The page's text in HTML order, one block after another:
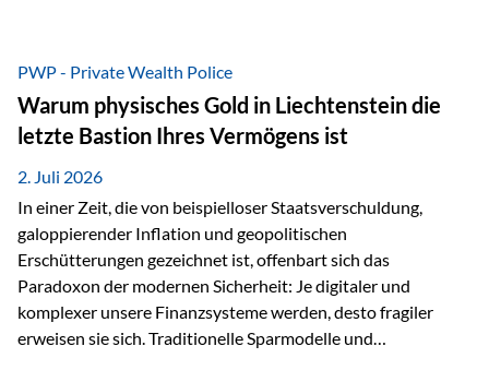
folgende Situation vor: Ein Vater schenkt seiner Tochter
einen Teil seines Vermögens. Einige Jahre später möchte die
Tochter das Geld kurzfristig verwenden, um…
PWP - Private Wealth Police
Warum physisches Gold in Liechtenstein die
letzte Bastion Ihres Vermögens ist
2. Juli 2026
In einer Zeit, die von beispielloser Staatsverschuldung,
galoppierender Inflation und geopolitischen
Erschütterungen gezeichnet ist, offenbart sich das
Paradoxon der modernen Sicherheit: Je digitaler und
komplexer unsere Finanzsysteme werden, desto fragiler
erweisen sie sich. Traditionelle Sparmodelle und